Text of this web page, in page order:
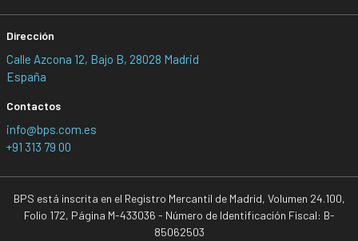
Dirección
Calle Azcona 12, Bajo B, 28028 Madrid
España
Contactos
info@bps.com.es
+91 313 79 00
BPS está inscrita en el Registro Mercantil de Madrid, Volumen 24.100,
Folio 172, Página M-433036 - Número de Identificación Fiscal: B-
85062503